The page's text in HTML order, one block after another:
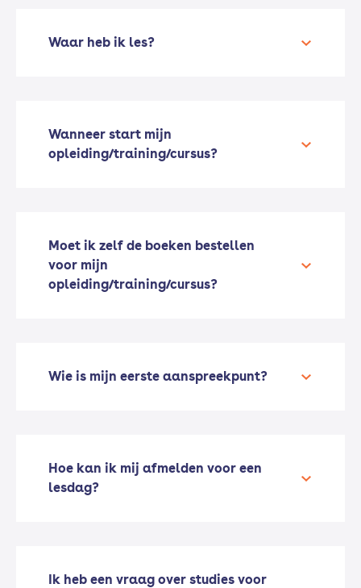
Waar heb ik les?
Wanneer start mijn
opleiding/training/cursus?
Moet ik zelf de boeken bestellen
voor mijn
opleiding/training/cursus?
Wie is mijn eerste aanspreekpunt?
Hoe kan ik mij afmelden voor een
lesdag?
Ik heb een vraag over studies voor